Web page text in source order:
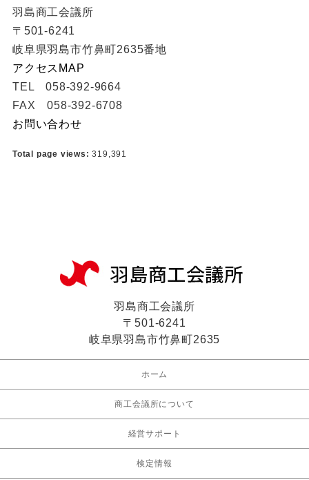
羽島商工会議所
〒501-6241
岐阜県羽島市竹鼻町2635番地
アクセスMAP
TEL 058-392-9664
FAX 058-392-6708
お問い合わせ
Total page views:319,391
羽島商工会議所
〒501-6241
岐阜県羽島市竹鼻町2635
ホーム
商工会議所について
経営サポート
検定情報